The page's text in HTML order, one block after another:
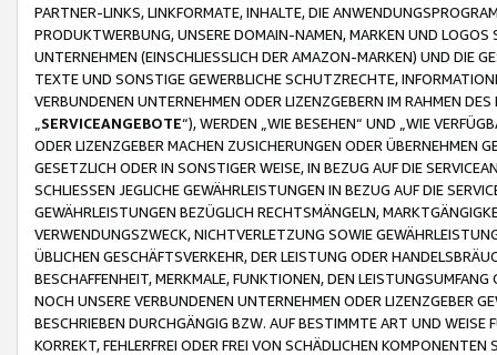
PARTNER-LINKS, LINKFORMATE, INHALTE, DIE
PRODUKTWERBUNG, UNSERE DOMAIN-NAMEN, MARKEN UND
UNTERNEHMEN (EINSCHLIESSLICH DER AMAZON-MARKEN) UND DIE
TEXTE UND SONSTIGE GEWERBLICHE SCHUTZRECHTE,
VERBUNDENEN UNTERNEHMEN ODER LIZENZGEBERN IM RAHMEN
SERVICEANGEBOTE“), WERDEN „WIE BESEHEN“ UND „WIE
ODER LIZENZGEBER MACHEN ZUSICHERUNGEN ODER ÜBERNEHMEN
GESETZLICH ODER IN SONSTIGER WEISE, IN BEZUG AUF DIE
SCHLIESSEN JEGLICHE GEWÄHRLEISTUNGEN IN BEZUG AUF DIE
GEWÄHRLEISTUNGEN BEZÜGLICH RECHTSMÄNGELN,
VERWENDUNGSZWECK, NICHTVERLETZUNG SOWIE
ÜBLICHEN GESCHÄFTSVERKEHR, DER LEISTUNG ODER
BESCHAFFENHEIT, MERKMALE, FUNKTIONEN, DEN
NOCH UNSERE VERBUNDENEN UNTERNEHMEN ODER LIZENZGEBER
BESCHRIEBEN DURCHGÄNGIG BZW. AUF BESTIMMTE ART UND
KORREKT, FEHLERFREI ODER FREI VON SCHÄDLICHEN